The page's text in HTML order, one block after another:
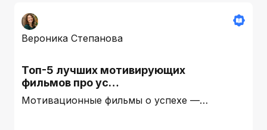
Вероника Степанова
Топ-5 лучших мотивирующих
фильмов про ус…
Мотивационные фильмы о успехе —…